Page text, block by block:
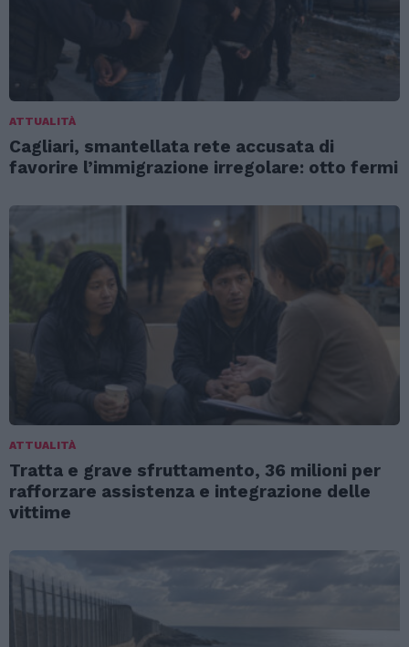
ATTUALITÀ
Cagliari, smantellata rete accusata di
favorire l’immigrazione irregolare: otto fermi
ATTUALITÀ
Tratta e grave sfruttamento, 36 milioni per
rafforzare assistenza e integrazione delle
vittime